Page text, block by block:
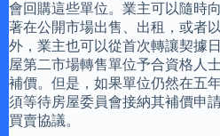
會回購這些單位。業主可以隨時
著在公開市場出售、出租，或者
外，業主也可以從首次轉讓契據
屋第二市場轉售單位予合資格人
補價。但是，如果單位仍然在五
須等待房屋委員會接納其補價申
買賣協議。